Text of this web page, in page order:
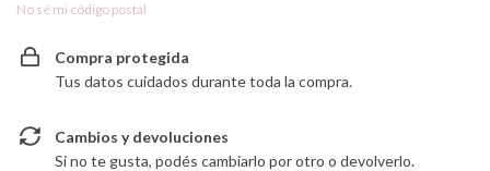
No sé mi código postal
Compra protegida
Tus datos cuidados durante toda la compra.
Cambios y devoluciones
Si no te gusta, podés cambiarlo por otro o devolverlo.